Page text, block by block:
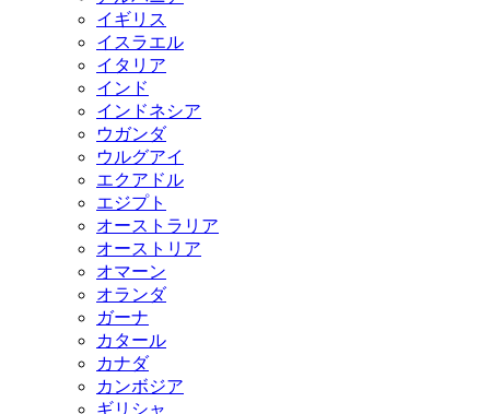
イギリス
イスラエル
イタリア
インド
インドネシア
ウガンダ
ウルグアイ
エクアドル
エジプト
オーストラリア
オーストリア
オマーン
オランダ
ガーナ
カタール
カナダ
カンボジア
ギリシャ